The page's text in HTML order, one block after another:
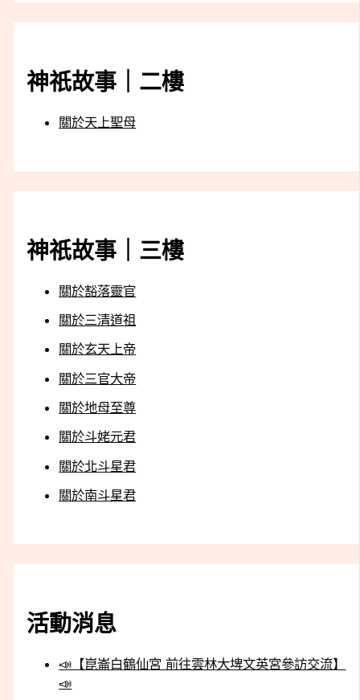
神祇故事｜二樓
關於天上聖母
神祇故事｜三樓
關於豁落靈官
關於三清道祖
關於玄天上帝
關於三官大帝
關於地母至尊
關於斗姥元君
關於北斗星君
關於南斗星君
活動消息
📣【崑崙白鶴仙宮 前往雲林大埤文英宮參訪交流】
📣